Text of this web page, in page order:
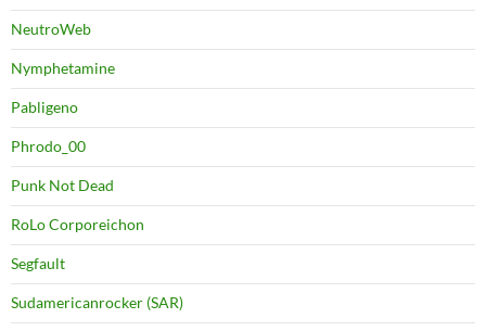
NeutroWeb
Nymphetamine
Pabligeno
Phrodo_00
Punk Not Dead
RoLo Corporeichon
Segfault
Sudamericanrocker (SAR)